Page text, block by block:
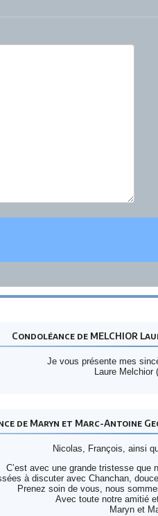
Condoléance de MELCHIOR
Je vous présente mes
Laure Melchior
de Maryn et Marc-Antoine
Nicolas, François, ainsi
C’est avec une grande tristesse que
à discuter avec Chanchan,
Prenez soin de vous, nous
Avec toute notre amitié
Maryn et